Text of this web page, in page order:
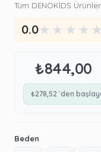
Tüm DENOKİDS
0.0★ ★ ★ ★ ★
₺844,00
₺278,52 `den
Beden